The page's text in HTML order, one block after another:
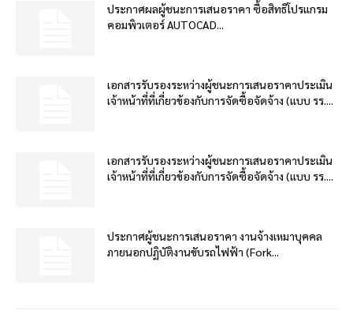
ประกาศผลผู้ชนะการเสนอราคา ซื้อสิทธิโปรแกรม
คอมพิวเตอร์ AUTOCAD...
เอกสารรับรองระหว่างผู้ชนะการเสนอราคาประเมิน
เจ้าหน้าที่ที่เกี่ยวข้องกับการจัดซื้อจัดจ้าง (แบบ รร....
เอกสารรับรองระหว่างผู้ชนะการเสนอราคาประเมิน
เจ้าหน้าที่ที่เกี่ยวข้องกับการจัดซื้อจัดจ้าง (แบบ รร....
ประกาศผู้ชนะการเสนอราคา งานจ้างเหมาบุคคล
ภายนอกปฏิบัติงานขับรถไฟฟ้า (Fork...